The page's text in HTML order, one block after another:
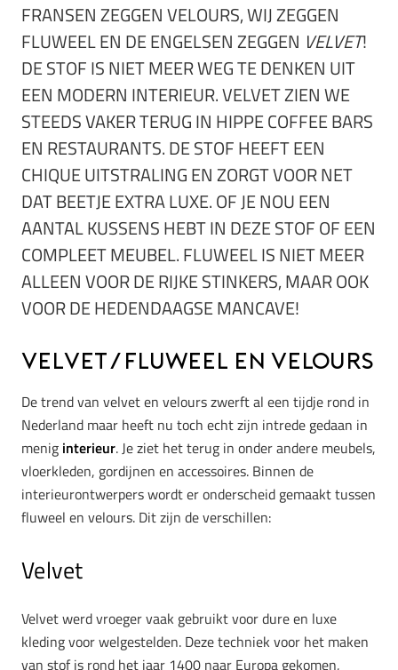
FRANSEN ZEGGEN VELOURS, WIJ ZEGGEN
FLUWEEL EN DE ENGELSEN ZEGGEN VELVET!
DE STOF IS NIET MEER WEG TE DENKEN UIT
EEN MODERN INTERIEUR. VELVET ZIEN WE
STEEDS VAKER TERUG IN HIPPE COFFEE BARS
EN RESTAURANTS. DE STOF HEEFT EEN
CHIQUE UITSTRALING EN ZORGT VOOR NET
DAT BEETJE EXTRA LUXE. OF JE NOU EEN
AANTAL KUSSENS HEBT IN DEZE STOF OF EEN
COMPLEET MEUBEL. FLUWEEL IS NIET MEER
ALLEEN VOOR DE RIJKE STINKERS, MAAR OOK
VOOR DE HEDENDAAGSE MANCAVE!
Velvet/fluweel en velours
De trend van velvet en velours zwerft al een tijdje rond in
Nederland maar heeft nu toch echt zijn intrede gedaan in
menig interieur. Je ziet het terug in onder andere meubels,
vloerkleden, gordijnen en accessoires. Binnen de
interieurontwerpers wordt er onderscheid gemaakt tussen
fluweel en velours. Dit zijn de verschillen:
Velvet
Velvet werd vroeger vaak gebruikt voor dure en luxe
kleding voor welgestelden. Deze techniek voor het maken
van stof is rond het jaar 1400 naar Europa gekomen,